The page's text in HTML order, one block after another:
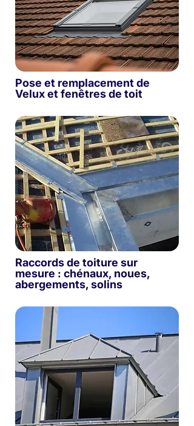
Pose et remplacement de
Velux et fenêtres de toit
Raccords de toiture sur
mesure : chénaux, noues,
abergements, solins